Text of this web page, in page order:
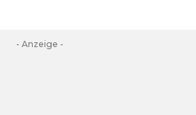
- Anzeige -